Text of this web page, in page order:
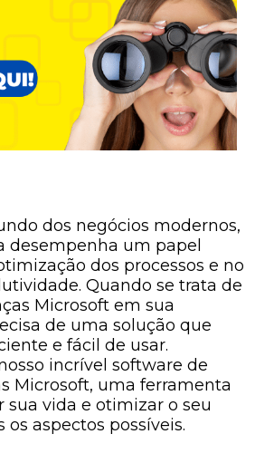
dos negócios modernos,
desempenha um papel
dos processos e no
Quando se trata de
Microsoft em sua
de uma solução que
e fácil de usar.
incrível software de
Microsoft, uma ferramenta
sua vida e otimizar o seu
aspectos possíveis.